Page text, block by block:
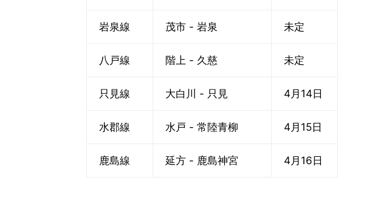
岩泉線 茂市 - 岩泉 未定
八戸線 階上 - 久慈 未定
只見線 大白川 - 只見 4月14日
水郡線 水戸 - 常陸青柳 4月15日
鹿島線 延方 - 鹿島神宮 4月16日